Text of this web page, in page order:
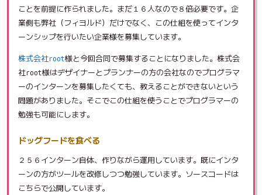
ことを前提に作られました。まだ１６人なので８倍必要です。企
業側も弊社（フィヨルド）だけでなく、この仕組を使ってインタ
ーンシップを行いたい企業様を募集しています。
株式会社root様と今回合同で募集することになりました。株式会
社root様はデザイナーとプランナーの方の会社なのでプログラマ
ーのインターンを募集したくても、教えることができないという
問題がありました。そこでこの仕組を使うことでプログラマーの
勉強も可能にします。
ドッグフードを食べる
２５６インターン自体、作りながら運用しています。既にインタ
ーンの方がツールを改修しつつ勉強しています。ソースコードは
こちらで公開しています。